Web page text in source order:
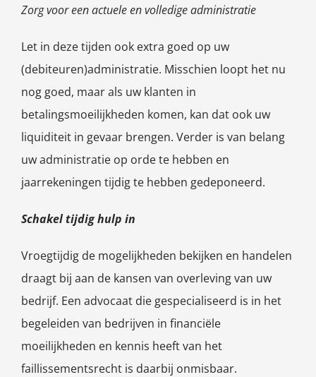
Zorg voor een actuele en volledige administratie
Let in deze tijden ook extra goed op uw
(debiteuren)administratie. Misschien loopt het nu
nog goed, maar als uw klanten in
betalingsmoeilijkheden komen, kan dat ook uw
liquiditeit in gevaar brengen. Verder is van belang
uw administratie op orde te hebben en
jaarrekeningen tijdig te hebben gedeponeerd.
Schakel tijdig hulp in
Vroegtijdig de mogelijkheden bekijken en handelen
draagt bij aan de kansen van overleving van uw
bedrijf. Een advocaat die gespecialiseerd is in het
begeleiden van bedrijven in financiële
moeilijkheden en kennis heeft van het
faillissementsrecht is daarbij onmisbaar.